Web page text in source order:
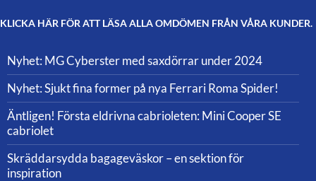
KLICKA HÄR FÖR ATT LÄSA ALLA OMDÖMEN FRÅN VÅRA KUNDER.
Nyhet: MG Cyberster med saxdörrar under 2024
Nyhet: Sjukt fina former på nya Ferrari Roma Spider!
Äntligen! Första eldrivna cabrioleten: Mini Cooper SE
cabriolet
Skräddarsydda bagageväskor – en sektion för
inspiration